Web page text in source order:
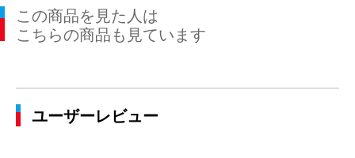
この商品を見た人は
こちらの商品も見ています
ユーザーレビュー